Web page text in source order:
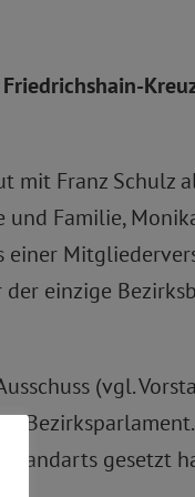
mit Franz Schulz
Familie,
einer
einzige
(vgl.
gesetzt